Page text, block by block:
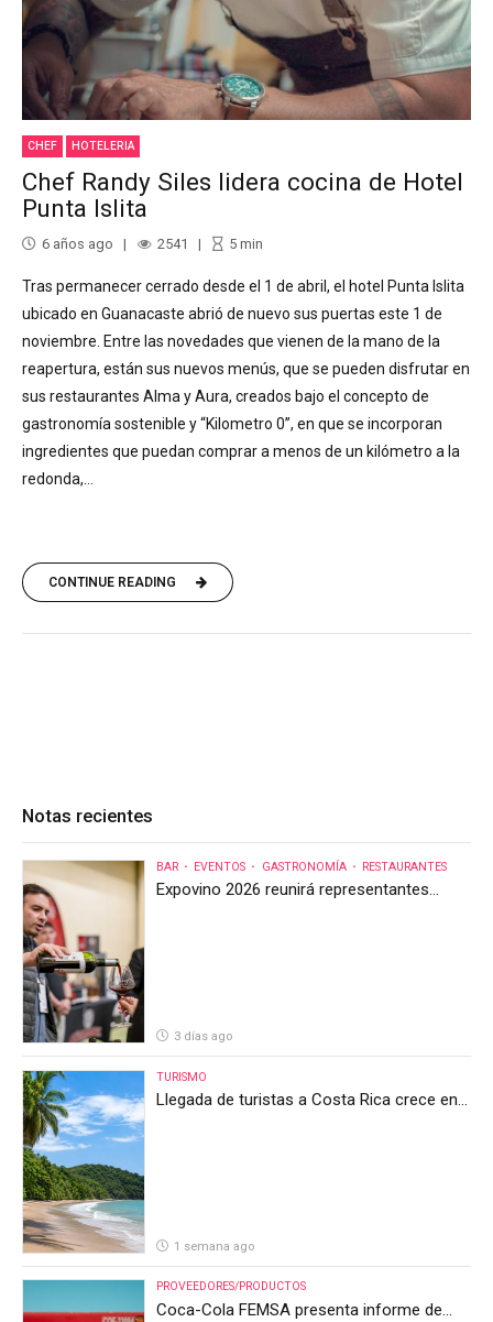
CHEF HOTELERIA
Chef Randy Siles lidera cocina de Hotel
Punta Islita
6 años ago 2541 5min
Tras permanecer cerrado desde el 1 de abril, el hotel Punta Islita
ubicado en Guanacaste abrió de nuevo sus puertas este 1 de
noviembre. Entre las novedades que vienen de la mano de la
reapertura, están sus nuevos menús, que se pueden disfrutar en
sus restaurantes Alma y Aura, creados bajo el concepto de
gastronomía sostenible y “Kilometro 0”, en que se incorporan
ingredientes que puedan comprar a menos de un kilómetro a la
redonda,...
CONTINUE READING
Notas recientes
BAR EVENTOS GASTRONOMÍA RESTAURANTES
Expovino 2026 reunirá representantes
3 días ago
TURISMO
Llegada de turistas a Costa Rica crece en
1 semana ago
PROVEEDORES/PRODUCTOS
Coca-Cola FEMSA presenta informe de